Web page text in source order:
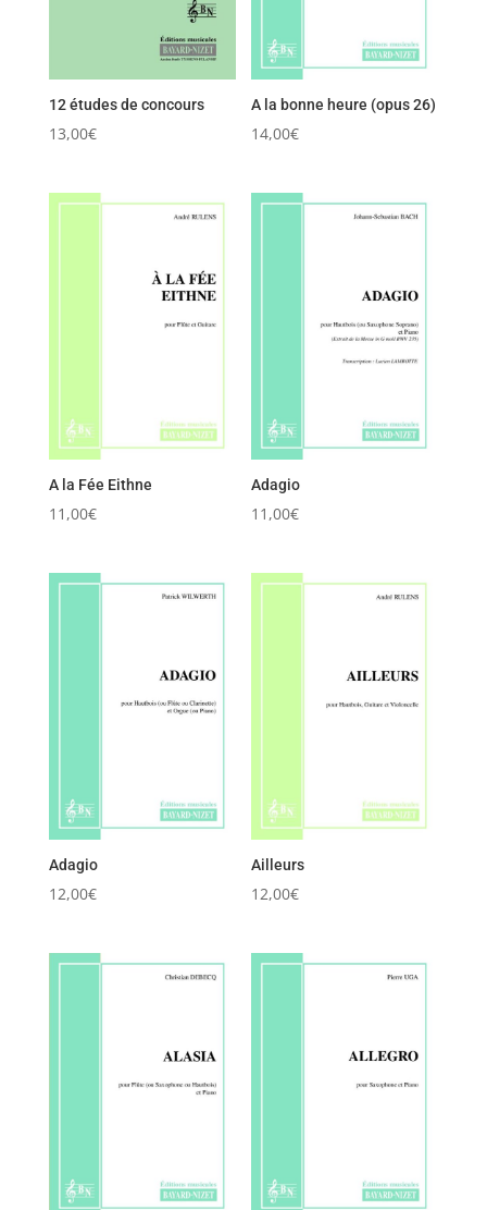
12 études de concours
13,00€
A la bonne heure (opus 26)
14,00€
A la Fée Eithne
11,00€
Adagio
11,00€
Adagio
12,00€
Ailleurs
12,00€